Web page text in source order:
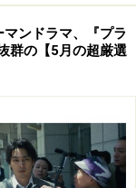
を呼ぶ声』
ンドラマ、『プラ
群の【5月の超厳選